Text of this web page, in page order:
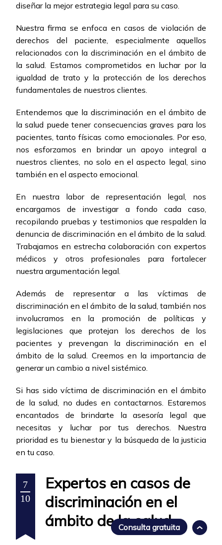
diseñar la mejor estrategia legal para su caso.
Nuestra firma se enfoca en casos de violación de
derechos del paciente, especialmente aquellos
relacionados con la discriminación en el ámbito de
la salud. Estamos comprometidos en luchar por la
igualdad de trato y la protección de los derechos
fundamentales de nuestros clientes.
Entendemos que la discriminación en el ámbito de
la salud puede tener consecuencias graves para los
pacientes, tanto físicas como emocionales. Por eso,
nos esforzamos en brindar un apoyo integral a
nuestros clientes, no solo en el aspecto legal, sino
también en el aspecto emocional.
En nuestra labor de representación legal, nos
encargamos de investigar a fondo cada caso,
recopilando pruebas y testimonios que respalden la
denuncia de discriminación en el ámbito de la salud.
Trabajamos en estrecha colaboración con expertos
médicos y otros profesionales para fortalecer
nuestra argumentación legal.
Además de representar a las víctimas de
discriminación en el ámbito de la salud, también nos
involucramos en la promoción de políticas y
legislaciones que protejan los derechos de los
pacientes y prevengan la discriminación en el
ámbito de la salud. Creemos en la importancia de
generar un cambio a nivel sistémico.
Si has sido víctima de discriminación en el ámbito
de la salud, no dudes en contactarnos. Estaremos
encantados de brindarte la asesoría legal que
necesitas y luchar por tus derechos. Nuestra
prioridad es tu bienestar y la búsqueda de la justicia
en tu caso.
7
10
Expertos en casos de
discriminación en el
ámbito de la salud
Consulta gratuita